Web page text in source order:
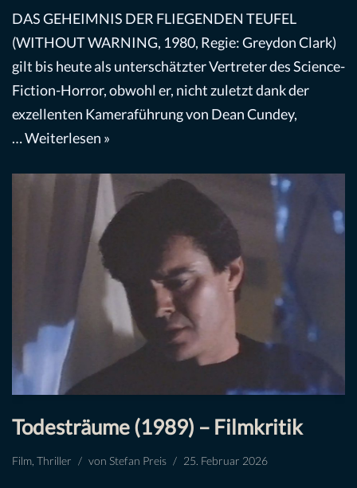
DAS GEHEIMNIS DER FLIEGENDEN TEUFEL
(WITHOUT WARNING, 1980, Regie: Greydon Clark)
gilt bis heute als unterschätzter Vertreter des Science-
Fiction-Horror, obwohl er, nicht zuletzt dank der
exzellenten Kameraführung von Dean Cundey,
…Weiterlesen »
Todesträume (1989) – Filmkritik
Film, Thriller von Stefan Preis 25. Februar 2026